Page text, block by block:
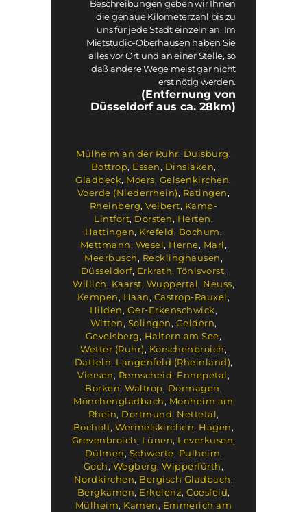
Beschreibungen geben wir Ihnen
die genaue Kilometerzahl bis zu
uns für jede Stadt einzeln an. Im
Mietstudio-Oberhausen haben Sie
alles vor Ort und an einer Stelle, so
daß andere Wege meist gar nicht
erst nötig werden.
(Entfernung von
Düsseldorf aus ca. 28km)
Mülheim an der Ruhr, Duisburg,
Bottrop, Essen, Dinslaken,
Gladbeck, Moers, Gelsenkirchen,
Voerde (Niederrhein), Ratingen,
Rheinberg,Velbert, Kamp-
Lintfort, Dorsten, Herten,
Hattingen, Krefeld, Bochum,
Mettmann, Wesel, Herne, Marl,
Meerbusch, Recklinghausen,
Düsseldorf, Erkrath, Tönisvorst,
Willich, Kaarst, Wuppertal, Neuss,
Kempen, Haan, Castrop-Rauxel,
Hilden, Oer-Erkenschwick,
Witten, Solingen, Geldern,
Gevelsberg, Haltern am See,
Wetter (Ruhr), Korschenbroich,
Datteln, Langenfeld (Rheinland),
Viersen, Remscheid, Ennepetal,
Borken, Waltrop, Dormagen,
Mönchengladbach, Monheim am
Rhein, Dortmund, Nettetal,
Bocholt,Wermelskirchen, Hagen,
Grevenbroich, Lünen, Leverkusen,
Dülmen, Schwerte, Pulheim,
Goch, Wegberg,Wipperfürth,
Nordkirchen, Bergisch Gladbach,
Bergkamen, Erkelenz, Coesfeld,
Mülheim, Kamen, Emmerich am